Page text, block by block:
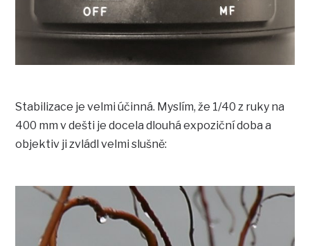
Stabilizace je velmi účinná. Myslím, že 1/40 z ruky na
400 mm v dešti je docela dlouhá expoziční doba a
objektiv ji zvládl velmi slušně: